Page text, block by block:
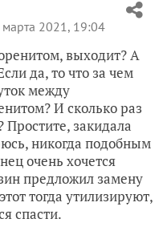
2021, 19:04
выходит? А
да, то что за чем
между
И сколько раз
Простите, закидала
никогда подобным
очень хочется
предложил замену
тогда утилизируют,
спасти.